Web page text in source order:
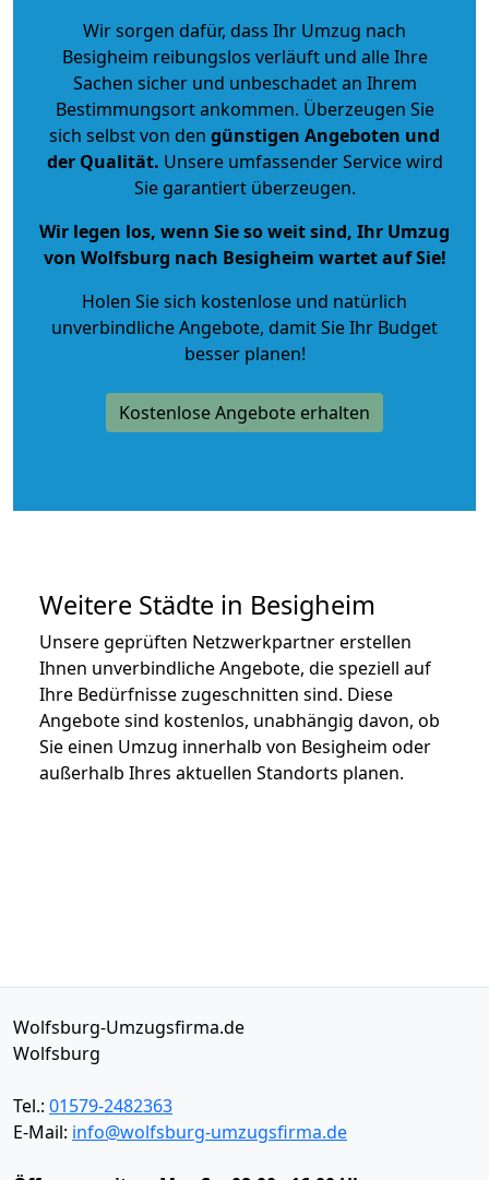
Wir sorgen dafür, dass Ihr Umzug nach
Besigheim reibungslos verläuft und alle Ihre
Sachen sicher und unbeschadet an Ihrem
Bestimmungsort ankommen. Überzeugen Sie
sich selbst von den günstigen Angeboten und
der Qualität. Unsere umfassender Service wird
Sie garantiert überzeugen.
Wir legen los, wenn Sie so weit sind, Ihr Umzug
von Wolfsburg nach Besigheim wartet auf Sie!
Holen Sie sich kostenlose und natürlich
unverbindliche Angebote, damit Sie Ihr Budget
besser planen!
Kostenlose Angebote erhalten
Weitere Städte in Besigheim
Unsere geprüften Netzwerkpartner erstellen
Ihnen unverbindliche Angebote, die speziell auf
Ihre Bedürfnisse zugeschnitten sind. Diese
Angebote sind kostenlos, unabhängig davon, ob
Sie einen Umzug innerhalb von Besigheim oder
außerhalb Ihres aktuellen Standorts planen.
Wolfsburg-Umzugsfirma.de
Wolfsburg
Tel.: 01579-2482363
E-Mail: info@wolfsburg-umzugsfirma.de